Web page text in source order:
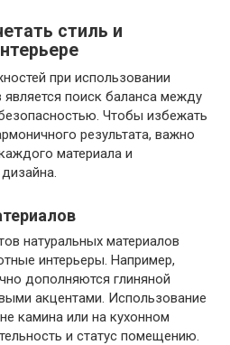
стиль и
при использовании
поиск баланса между
Чтобы избежать
результата, важно
материала и
натуральных материалов
интерьеры. Например,
дополняются глиняной
акцентами. Использование
камина или на кухонном
и статус помещению.